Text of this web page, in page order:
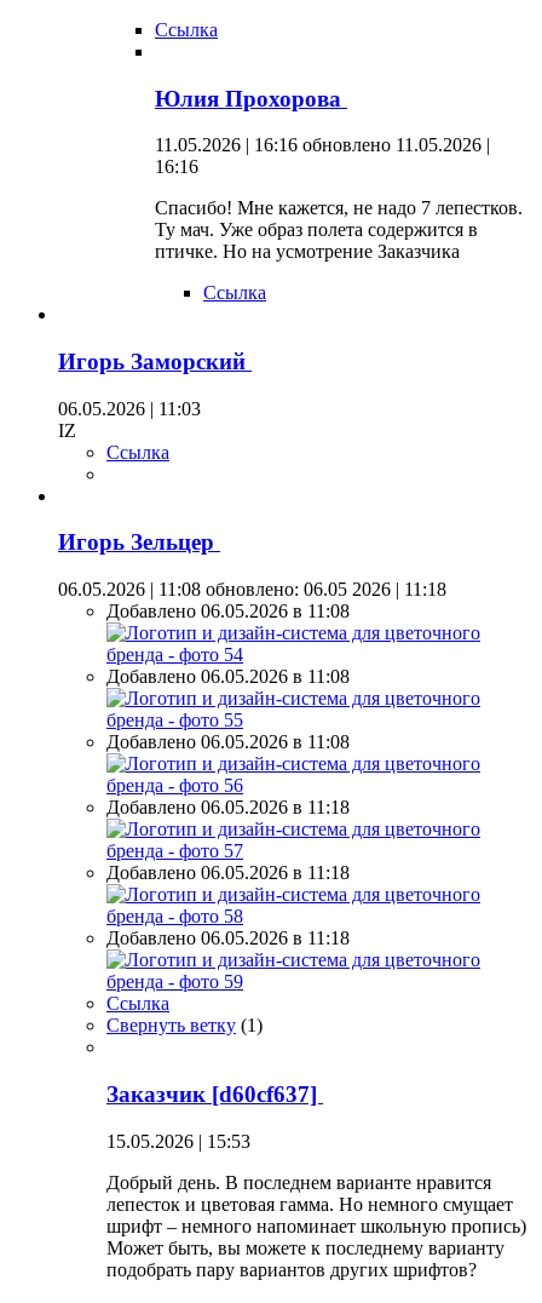
Ссылка
Юлия Прохорова
11.05.2026 | 16:16 обновлено 11.05.2026 |
16:16
Спасибо! Мне кажется, не надо 7 лепестков.
Ту мач. Уже образ полета содержится в
птичке. Но на усмотрение Заказчика
Ссылка
Игорь Заморский
06.05.2026 | 11:03
IZ
Ссылка
Игорь Зельцер
06.05.2026 | 11:08 обновлено: 06.05 2026 | 11:18
Добавлено 06.05.2026 в 11:08
Добавлено 06.05.2026 в 11:08
Добавлено 06.05.2026 в 11:08
Добавлено 06.05.2026 в 11:18
Добавлено 06.05.2026 в 11:18
Добавлено 06.05.2026 в 11:18
Ссылка
Свернуть ветку (1)
Заказчик [d60cf637]
15.05.2026 | 15:53
Добрый день. В последнем варианте нравится
лепесток и цветовая гамма. Но немного смущает
шрифт – немного напоминает школьную пропись)
Может быть, вы можете к последнему варианту
подобрать пару вариантов других шрифтов?